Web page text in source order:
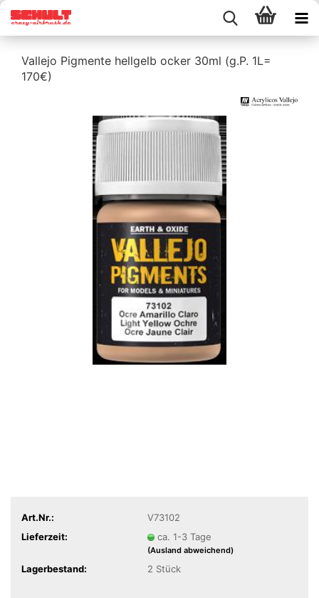
Vallejo Pigmente hellgelb ocker 30ml (g.P. 1L=
170€)
Art.Nr.:
V73102
Lieferzeit:
ca. 1-3 Tage
(Ausland abweichend)
Lagerbestand: 2 Stück